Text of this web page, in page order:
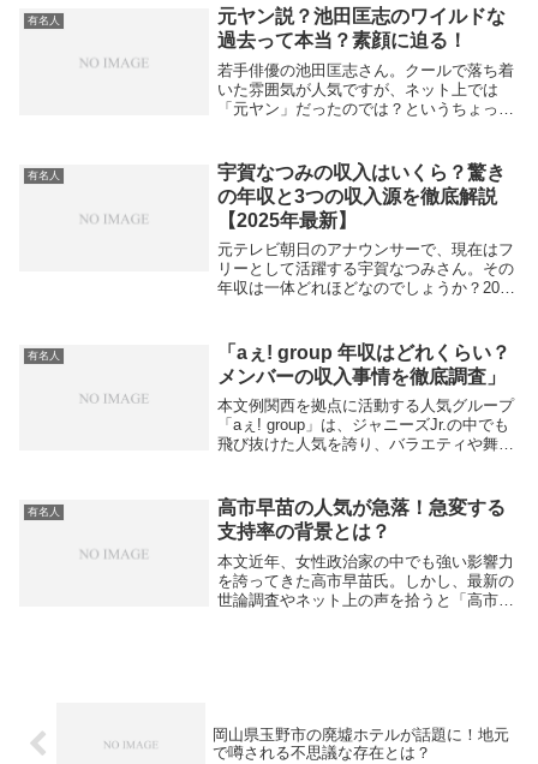
ンや写真集の評価はどうなのでしょうか。
まず注目す...
有名人
元ヤン説？池田匡志のワイルドな
過去って本当？素顔に迫る！
若手俳優の池田匡志さん。クールで落ち着
いた雰囲気が人気ですが、ネット上では
「元ヤン」だったのでは？というちょっと
しょうか？結論から言うと、池田匡志さん
が昔ヤンチャだ...
有名人
宇賀なつみの収入はいくら？驚き
の年収と3つの収入源を徹底解説
【2025年最新】
元テレビ朝日のアナウンサーで、現在はフ
リーとして活躍する宇賀なつみさん。その
年収は一体どれほどなのでしょうか？2024
careerboost.wpx+1宇賀なつみさんの主な
収入...
有名人
「aぇ! group 年収はどれくらい？
メンバーの収入事情を徹底調査」
本文例関西を拠点に活動する人気グループ
「aぇ! group」は、ジャニーズJr.の中でも
飛び抜けた人気を誇り、バラエティや舞
のが「メンバーの年収はどれくらいな
の？」...
有名人
高市早苗の人気が急落！急変する
支持率の背景とは？
本文近年、女性政治家の中でも強い影響力
を誇ってきた高市早苗氏。しかし、最新の
世論調査やネット上の声を拾うと「高市早
岡山県玉野市の廃墟ホテルが話題に！地元
で噂される不思議な存在とは？